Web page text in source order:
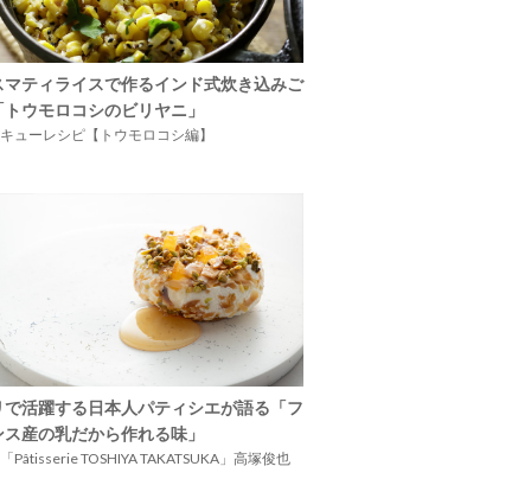
マティライスで作るインド式炊き込みご
ウモロコシのビリヤニ」
ューレシピ【トウモロコシ編】
で活躍する日本人パティシエが語る「フ
産の乳だから作れる味」
Pâtisserie TOSHIYA TAKATSUKA」高塚俊也